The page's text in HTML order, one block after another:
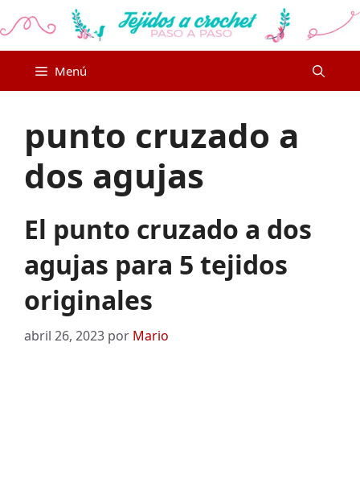
al
Menú
punto cruzado a
dos agujas
El punto cruzado a dos
agujas para 5 tejidos
originales
abril 26, 2023 por Mario